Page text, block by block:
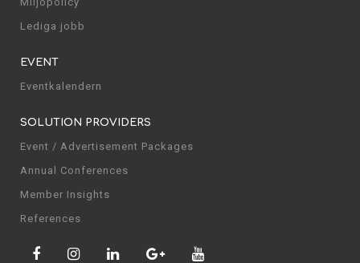
Lediga jobb
EVENT
Eventkalendern
SOLUTION PROVIDERS
Event / Advertisement Packages
Annual Conferences
Member Insights
References